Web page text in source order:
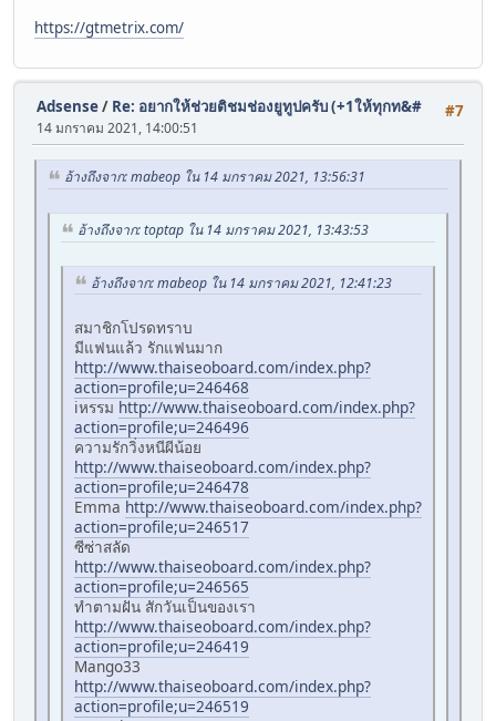
https://gtmetrix.com/
#7
Adsense/ Re: อยากให้ช่วยติชมช่องยูทูปครับ (+1ให้ทุกท&#
14 มกราคม 2021, 14:00:51
อ้างถึงจาก: mabeop ใน 14 มกราคม 2021, 13:56:31
อ้างถึงจาก: toptap ใน 14 มกราคม 2021, 13:43:53
อ้างถึงจาก: mabeop ใน 14 มกราคม 2021, 12:41:23
สมาชิกโปรดทราบ
มีแฟนแล้ว รักแฟนมาก
http://www.thaiseoboard.com/index.php?
action=profile;u=246468
iหรรม http://www.thaiseoboard.com/index.php?
action=profile;u=246496
ความรักวิ่งหนีผีน้อย
http://www.thaiseoboard.com/index.php?
action=profile;u=246478
Emma http://www.thaiseoboard.com/index.php?
action=profile;u=246517
ซีซ่าสลัด
http://www.thaiseoboard.com/index.php?
action=profile;u=246565
ทำตามฝัน สักวันเป็นของเรา
http://www.thaiseoboard.com/index.php?
action=profile;u=246419
Mango33
http://www.thaiseoboard.com/index.php?
action=profile;u=246519